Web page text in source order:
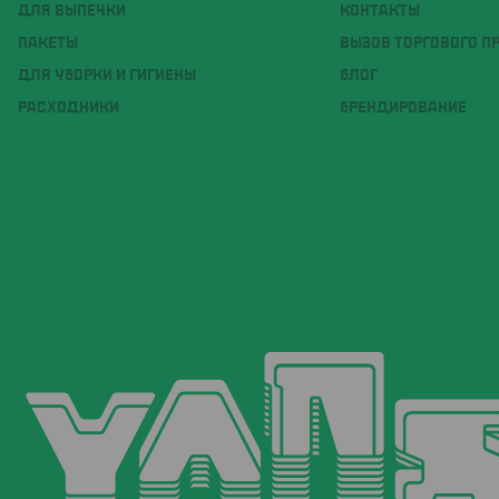
ДЛЯ ВЫПЕЧКИ
ПАКЕТЫ
ДЛЯ УБОРКИ И ГИГИЕНЫ
РАСХОДНИКИ
КОНТАКТЫ
ВЫЗОВ ТОРГОВОГО
БЛОГ
БРЕНДИРОВАНИЕ